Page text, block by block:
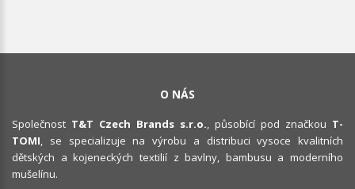
O NÁS
Společnost T&T Czech Brands s.r.o. , působící pod značkou T-
TOMI , se specializuje na výrobu a distribuci vysoce kvalitních
dětských a kojeneckých textilií z bavlny, bambusu a moderního
mušelínu.